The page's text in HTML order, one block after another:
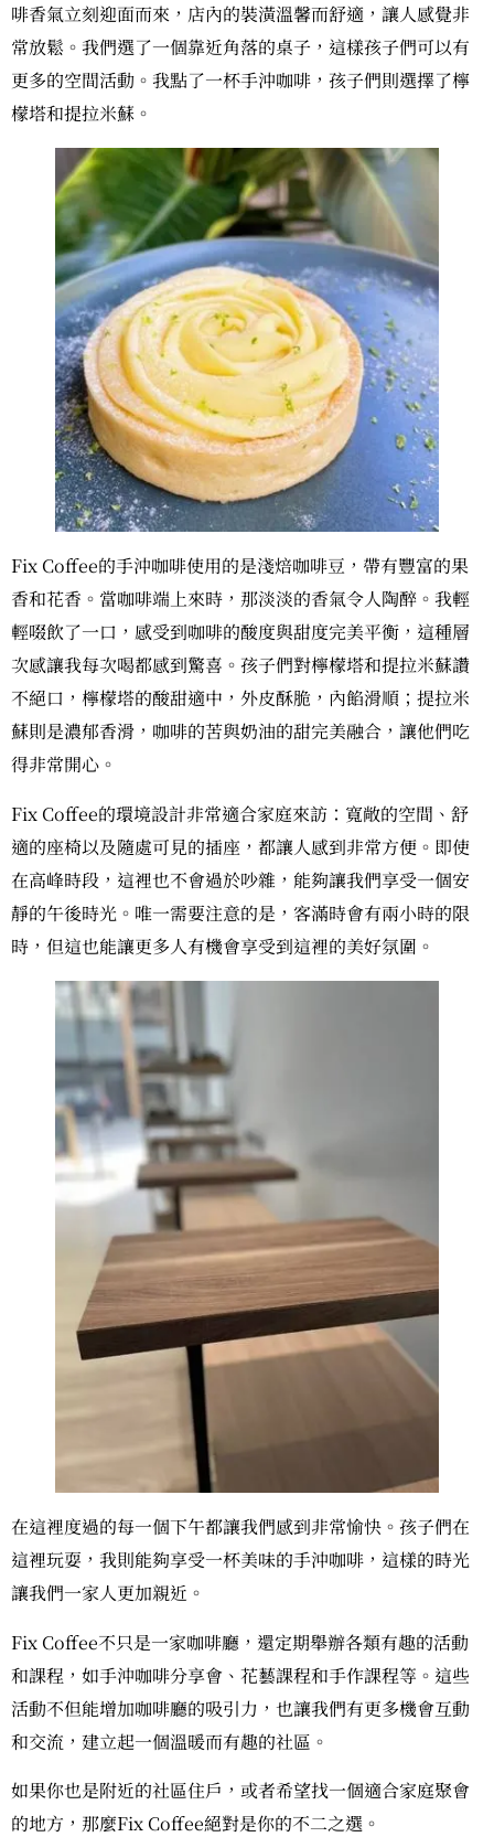
啡香氣立刻迎面而來，店內的裝潢溫馨而舒適，讓人感覺非
常放鬆。我們選了一個靠近角落的桌子，這樣孩子們可以有
更多的空間活動。我點了一杯手沖咖啡，孩子們則選擇了檸
檬塔和提拉米蘇。
Fix Coffee的手沖咖啡使用的是淺焙咖啡豆，帶有豐富的果
香和花香。當咖啡端上來時，那淡淡的香氣令人陶醉。我輕
輕啜飲了一口，感受到咖啡的酸度與甜度完美平衡，這種層
次感讓我每次喝都感到驚喜。孩子們對檸檬塔和提拉米蘇讚
不絕口，檸檬塔的酸甜適中，外皮酥脆，內餡滑順；提拉米
蘇則是濃郁香滑，咖啡的苦與奶油的甜完美融合，讓他們吃
得非常開心。
Fix Coffee的環境設計非常適合家庭來訪：寬敞的空間、舒
適的座椅以及隨處可見的插座，都讓人感到非常方便。即使
在高峰時段，這裡也不會過於吵雜，能夠讓我們享受一個安
靜的午後時光。唯一需要注意的是，客滿時會有兩小時的限
時，但這也能讓更多人有機會享受到這裡的美好氛圍。
在這裡度過的每一個下午都讓我們感到非常愉快。孩子們在
這裡玩耍，我則能夠享受一杯美味的手沖咖啡，這樣的時光
讓我們一家人更加親近。
Fix Coffee不只是一家咖啡廳，還定期舉辦各類有趣的活動
和課程，如手沖咖啡分享會、花藝課程和手作課程等。這些
活動不但能增加咖啡廳的吸引力，也讓我們有更多機會互動
和交流，建立起一個溫暖而有趣的社區。
如果你也是附近的社區住戶，或者希望找一個適合家庭聚會
的地方，那麼Fix Coffee絕對是你的不二之選。